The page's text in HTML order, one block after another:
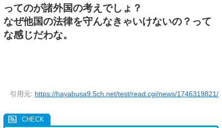
ってのが諸外国の考えでしょ？
なぜ他国の法律を守んなきゃいけないの？って
な感じだわな。
引用元: https://hayabusa9.5ch.net/test/read.cgi/news/1746319821/